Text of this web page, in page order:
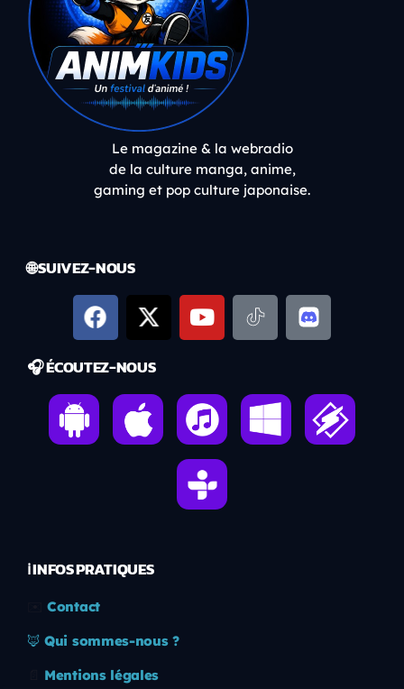
Le magazine & la webradio
de la culture manga, anime,
gaming et pop culture japonaise.
🌐 SUIVEZ-NOUS
🎧 ÉCOUTEZ-NOUS
ℹ️ INFOS PRATIQUES
Contact
🦊 Qui sommes-nous ?
Mentions légales